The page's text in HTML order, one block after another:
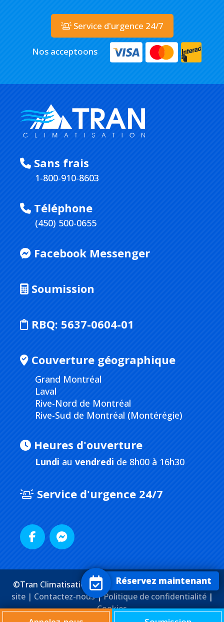
Sans frais
1-800-910-8603
Téléphone
(450) 500-0655
Facebook Messenger
Soumission
RBQ: 5637-0604-01
Couverture géographique
Grand Montréal
Laval
Rive-Nord de Montréal
Rive-Sud de Montréal (Montérégie)
Heures d'ouverture
Lundi au vendredi de 8h00 à 16h30
Service d'urgence 24/7
Service d'urgence 24/7
Nos acceptoons
©Tran Climatisation. Tous droits réservés. |Plan du
site | Contactez-nous|Politique de confidentialité|
Cookies
Réservez maintenant